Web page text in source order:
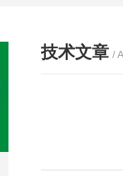
技术文章 /